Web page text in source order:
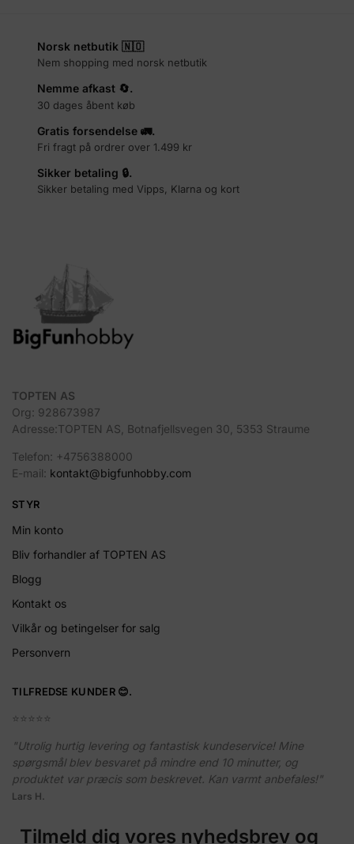
Norsk netbutik 🇳🇴
Nem shopping med norsk netbutik
Nemme afkast 🔄.
30 dages åbent køb
Gratis forsendelse 🚛.
Fri fragt på ordrer over 1.499 kr
Sikker betaling 🔒.
Sikker betaling med Vipps, Klarna og kort
TOPTEN AS
Org: 928673987
Adresse:TOPTEN AS, Botnafjellsvegen 30, 5353 Straume
Telefon: +4756388000
E-mail: kontakt@bigfunhobby.com
STYR
Min konto
Bliv forhandler af TOPTEN AS
Blogg
Kontakt os
Vilkår og betingelser for salg
Personvern
TILFREDSE KUNDER 😊.
⭐️⭐️⭐️⭐️⭐️
"Utrolig hurtig levering og fantastisk kundeservice! Mine
spørgsmål blev besvaret på mindre end 10 minutter, og
produktet var præcis som beskrevet. Kan varmt anbefales!"
Lars H.
Tilmeld dig vores nyhedsbrev og